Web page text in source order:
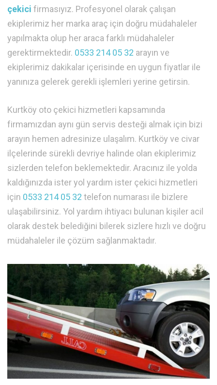
çekici firmasıyız. Profesyonel olarak çalışan
ekiplerimiz her marka araç için doğru müdahaleler
yapılmakta olup her araca farklı müdahaleler
gerektirmektedir. 0533 214 05 32 arayın ve
ekiplerimiz dakikalar içerisinde en uygun fiyatlar ile
yanınıza gelerek gerekli işlemleri yerine getirsin.
Kurtköy oto çekici hizmetleri kapsamında
firmamızdan aynı gün servis desteği almak için bizi
arayın hemen adresinize ulaşalım. Kurtköy ve civar
ilçelerinde sürekli devriye halinde olan ekiplerimiz
sizlerden telefon beklemektedir. Aracınız ile yolda
kaldığınızda ister yol yardım ister çekici hizmetleri
için 0533 214 05 32 telefon numarası ile bizlere
ulaşabilirsiniz. Yol yardım ihtiyacı bulunan kişiler acil
olarak destek belediğini bilerek sizlere hızlı ve doğru
müdahaleler ile çözüm sağlanmaktadır.